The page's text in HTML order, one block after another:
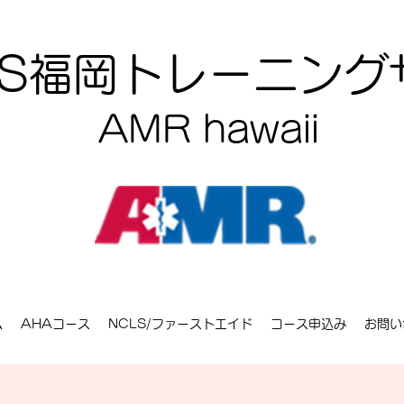
福岡トレーニング
AMR hawaii
AHAコース NCLS/ファーストエイド コース申込み お問